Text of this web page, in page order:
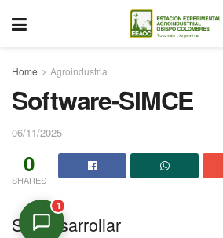
Home Agroindustria
Software-SIMCE
06/11/2025
0
SHARES
Sin desarrollar
1